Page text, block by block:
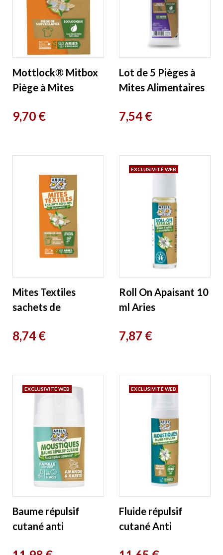
Mottlock® Mitbox
Piège à Mites
Prix
9,70 €
Lot de 5 Pièges à
Mites Alimentaires
Prix
7,54 €
Mites Textiles
sachets de
tiroirs 6 unités Aries
Prix
8,74 €
Roll On Apaisant 10
ml Aries
Prix
7,87 €
EXCLUSIVITÉ WEB
Baume répulsif
cutané anti
EXCLUSIVITÉ WEB
Fluide répulsif
cutané Anti
EXCLUSIVITÉ WEB